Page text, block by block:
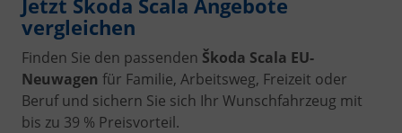
vergleichen
Finden Sie den passenden Škoda Scala EU-
Neuwagen für Familie, Arbeitsweg, Freizeit oder
Beruf und sichern Sie sich Ihr Wunschfahrzeug mit
bis zu 39 % Preisvorteil.